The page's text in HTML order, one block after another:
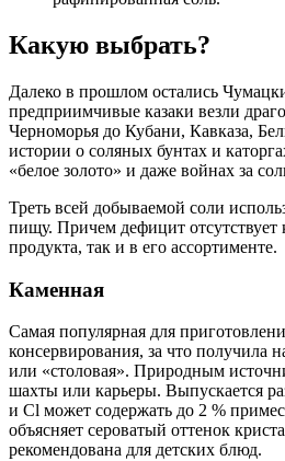
Какую выбрать?
Далеко в прошлом остались
предприимчивые казаки везли
Черноморья до Кубани, Кавказа,
истории о соляных бунтах и
«белое золото» и даже войнах за
Треть всей добываемой соли
пищу. Причем дефицит отсутствует
продукта, так и в его ассортименте.
Каменная
Самая популярная для
консервирования, за что получила
или «столовая». Природным
шахты или карьеры. Выпускается
и Cl может содержать до 2 %
объясняет сероватый оттенок
рекомендована для детских блюд.